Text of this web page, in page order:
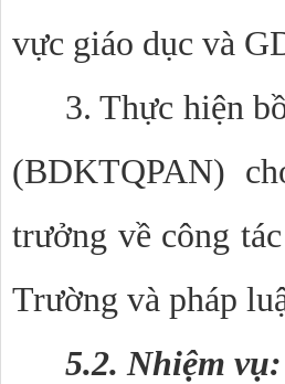
vực giáo dục và
3. Thực hiện
(BDKTQPAN)
trưởng về công
Trường và pháp
5.2. Nhiệm vụ: